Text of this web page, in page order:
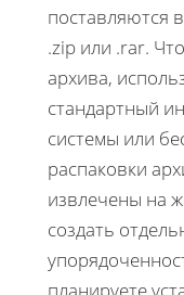
поставляются
.zip или .rar.
архива,
стандартный
системы или
распаковки
извлечены на
создать
планируете